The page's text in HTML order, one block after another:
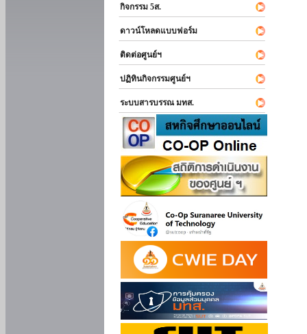
กิจกรรม 5ส.
ดาวน์โหลดแบบฟอร์ม
ติดต่อศูนย์ฯ
ปฏิทินกิจกรรมศูนย์ฯ
ระบบสารบรรณ มทส.